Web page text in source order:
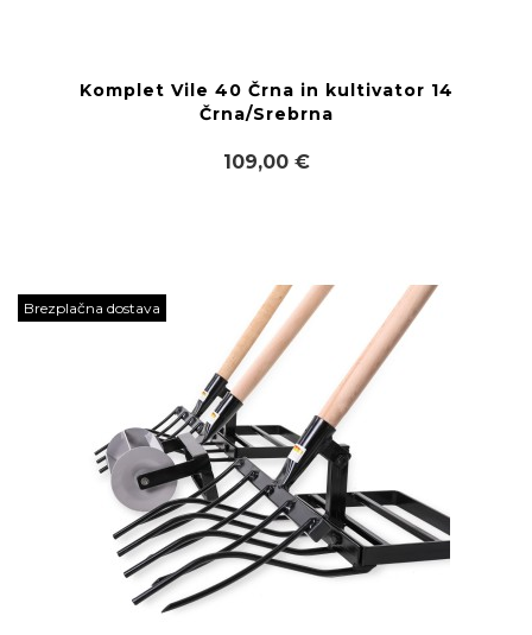
Komplet Vile 40 Črna in kultivator 14
Črna/Srebrna
109,00 €
Brezplačna dostava